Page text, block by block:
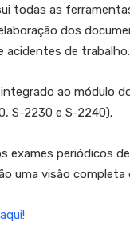
todas as
dos
acidentes de trabalho.
ao módulo
S-2230 e S-2240).
exames periódicos
uma visão